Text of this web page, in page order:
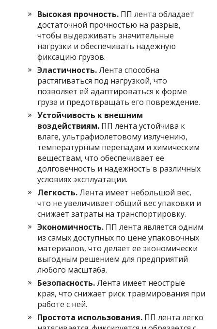
Высокая прочность. ПП лента обладает
достаточной прочностью на разрыв,
чтобы выдерживать значительные
нагрузки и обеспечивать надежную
фиксацию грузов.
Эластичность.Лента способна
растягиваться под нагрузкой, что
позволяет ей адаптироваться к форме
груза и предотвращать его повреждение.
Устойчивость к внешним
воздействиям. ПП лента устойчива к
влаге, ультрафиолетовому излучению,
температурным перепадам и химическим
веществам, что обеспечивает ее
долговечность и надежность в различных
условиях эксплуатации.
Легкость.Лента имеет небольшой вес,
что не увеличивает общий вес упаковки и
снижает затраты на транспортировку.
Экономичность. ПП лента является одним
из самых доступных по цене упаковочных
материалов, что делает ее экономически
выгодным решением для предприятий
любого масштаба.
Безопасность.Лента имеет неострые
края, что снижает риск травмирования при
работе с ней.
Простота использования. ПП лента легко